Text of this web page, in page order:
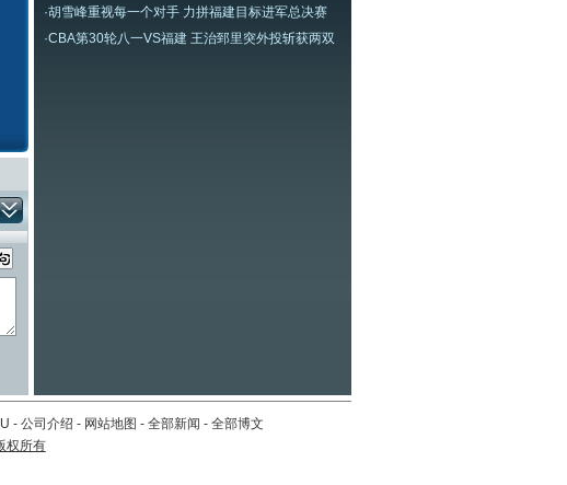
·胡雪峰重视每一个对手 力拼福建目标进军总决赛
·CBA第30轮八一VS福建 王治郅里突外投斩获两双
- 公司介绍 - 网站地图 - 全部新闻 - 全部博文
权所有